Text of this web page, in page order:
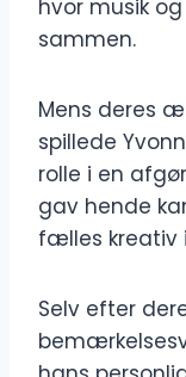
hvor musik
sammen.
Mens deres
spillede
rolle i en
gav hende
fælles kreativ
Selv efter